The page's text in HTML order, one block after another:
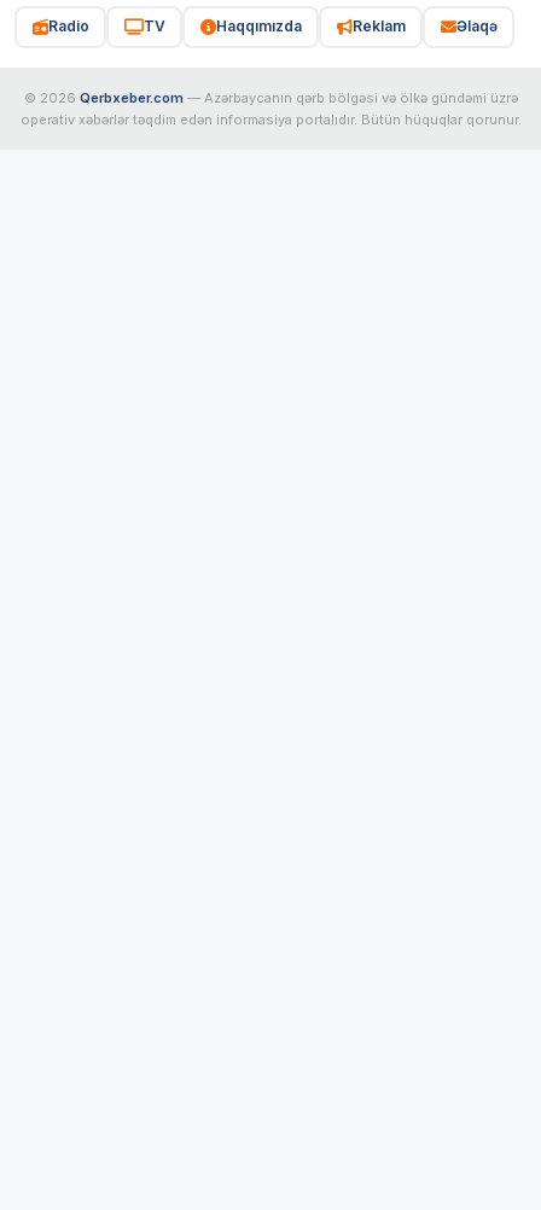
Radio TV Haqqımızda Reklam Əlaqə
© 2026 Qerbxeber.com — Azərbaycanın qərb bölgəsi və ölkə gündəmi üzrə
operativ xəbərlər təqdim edən informasiya portalıdır. Bütün hüquqlar qorunur.